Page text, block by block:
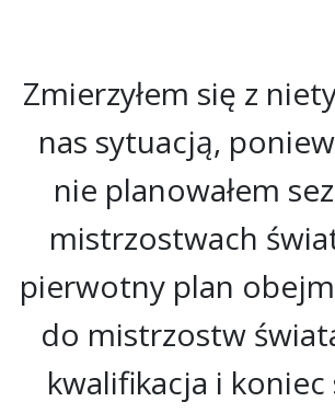
Zmierzyłem się z
nas sytuacją,
nie planowałem
mistrzostwach
pierwotny plan
do mistrzostw
kwalifikacja i koniec